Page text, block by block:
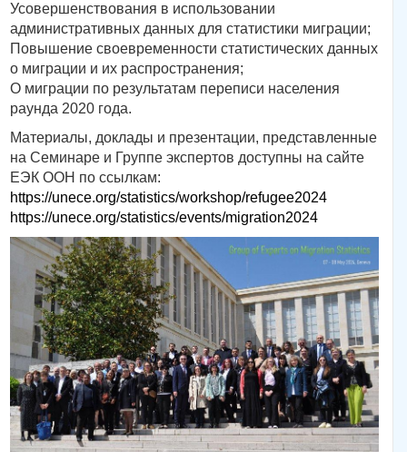
Усовершенствования в использовании
административных данных для статистики миграции;
Повышение своевременности статистических данных
о миграции и их распространения;
О миграции по результатам переписи населения
раунда 2020 года.
Материалы, доклады и презентации, представленные
на Семинаре и Группе экспертов доступны на сайте
ЕЭК ООН по ссылкам:
https://unece.org/statistics/workshop/refugee2024
https://unece.org/statistics/events/migration2024